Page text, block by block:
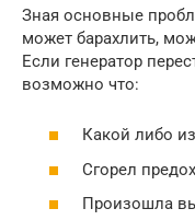
Зная основные
может барахлить,
Если генератор
возможно что:
Какой либо
Сгорел
Произошла